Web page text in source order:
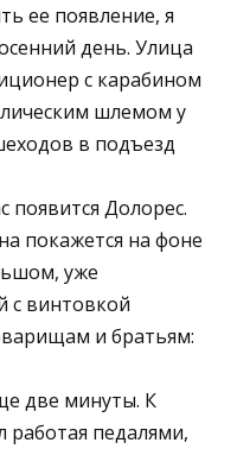
ее появление, я
день. Улица
с карабином
шлемом у
в подъезд
появится Долорес.
покажется на фоне
уже
с винтовкой
и братьям:
две минуты. К
работая педалями,